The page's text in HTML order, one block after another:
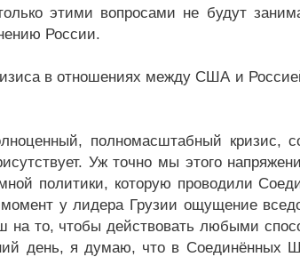
этими вопросами не будут
России.
в отношениях между США и
полномасштабный кризис,
Уж точно мы этого
политики, которую проводили
у лидера Грузии ощущение
на то, чтобы действовать любыми
день, я думаю, что в Соединённых